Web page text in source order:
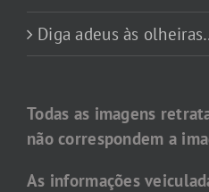
Diga adeus às
Todas as imagens
não correspondem a
As informações